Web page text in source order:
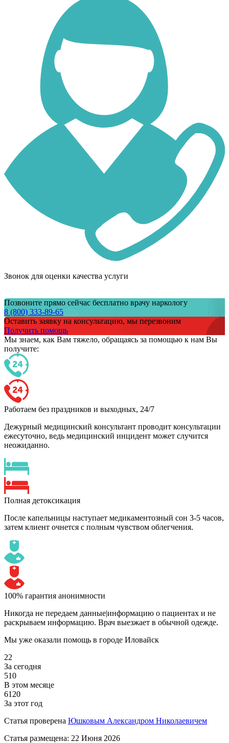
Звонок для оценки качества услуги
Позвоните прямо сейчас бесплатно врачу наркологу
8 (800) 333-89-65
Оставить заявку на консультацию, мы перезвоним
Получить помощь
Мы знаем, как Вам тяжело, обращаясь за помощью к нам Вы
получите:
Работаем без праздников и выходных, 24/7
Дежурный медицинский консультант проводит консультации
ежесуточно, ведь медицинский инцидент может случится
неожиданно.
Полная детоксикация
После капельницы наступает медикаментозный сон 3-5 часов,
затем клиент очнется с полным чувством облегчения.
100% гарантия анонимности
Никогда не передаем данные|информацию о пациентах и не
раскрываем информацию. Врач выезжает в обычной одежде.
Мы уже оказали помощь в городе Иловайск
22
За сегодня
510
В этом месяце
6120
За этот год
Статья проверена Юшковым Александром Николаевичем
Статья размещена: 22 Июня 2026